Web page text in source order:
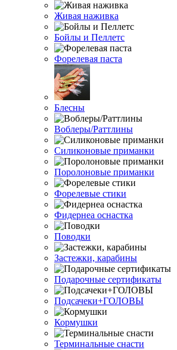
Живая наживка
Бойлы и Пеллетс
Форелевая паста
Блесны
Воблеры/Раттлины
Силиконовые приманки
Поролоновые приманки
Форелевые стики
Фидернеа оснастка
Поводки
Застежки, карабины
Подарочные сертификаты
Подсачеки+ГОЛОВЫ
Кормушки
Терминальные снасти